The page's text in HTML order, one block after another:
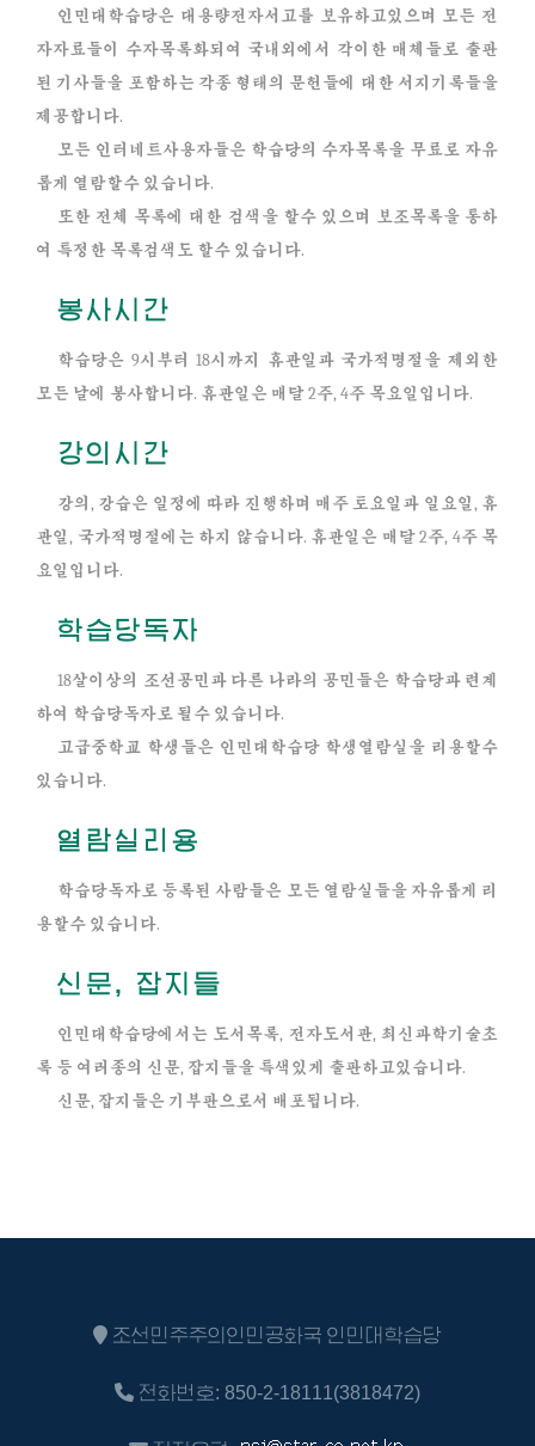
인민대학습당은 대용량전자서고를 보유하고있으며 모든 전
자자료들이 수자목록화되여 국내외에서 각이한 매체들로 출판
된 기사들을 포함하는 각종 형태의 문헌들에 대한 서지기록들을
제공합니다.
모든 인터네트사용자들은 학습당의 수자목록을 무료로 자유
롭게 열람할수 있습니다.
또한 전체 목록에 대한 검색을 할수 있으며 보조목록을 통하
여 특정한 목록검색도 할수 있습니다.
봉사시간
학습당은 9시부터 18시까지 휴관일과 국가적명절을 제외한
모든 날에 봉사합니다. 휴관일은 매달 2주, 4주 목요일입니다.
강의시간
강의, 강습은 일정에 따라 진행하며 매주 토요일과 일요일, 휴
관일, 국가적명절에는 하지 않습니다. 휴관일은 매달 2주, 4주 목
요일입니다.
학습당독자
18살이상의 조선공민과 다른 나라의 공민들은 학습당과 련계
하여 학습당독자로 될수 있습니다.
고급중학교 학생들은 인민대학습당 학생열람실을 리용할수
있습니다.
열람실리용
학습당독자로 등록된 사람들은 모든 열람실들을 자유롭게 리
용할수 있습니다.
신문, 잡지들
인민대학습당에서는 도서목록, 전자도서관, 최신과학기술초
록 등 여러종의 신문, 잡지들을 특색있게 출판하고있습니다.
신문, 잡지들은 기부판으로서 배포됩니다.
조선민주주의인민공화국 인민대학습당
전화번호: 850-2-18111(3818472)